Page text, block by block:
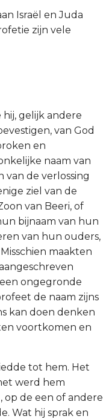
Israël en Juda
zijn vele
gelijk andere
van God
en
naam van
de verlossing
ziel van de
van Beeri, of
bijnaam van hun
van hun ouders,
maakten
ongegronde
de naam zijns
kan doen denken
voortkomen en
tot hem. Het
werd hem
op de een of andere
Wat hij sprak en